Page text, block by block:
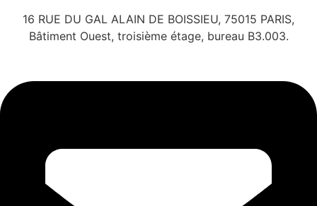
16 RUE DU GAL ALAIN DE BOISSIEU, 75015 PARIS,
Bâtiment Ouest, troisième étage, bureau B3.003.